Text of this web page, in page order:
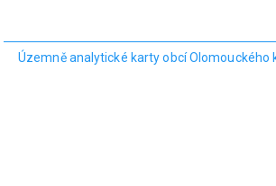
Územně analytické karty obcí Olomouckého